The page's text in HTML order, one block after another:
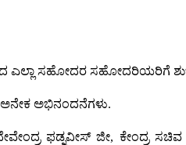
ಎಲ್ಲಾ ಸಹೋದರ ಸಹೋದರಿಯರಿಗೆ
ಅನೇಕ ಅಭಿನಂದನೆಗಳು.
ಫಡ್ನವೀಸ್ ಜೀ, ಕೇಂದ್ರ